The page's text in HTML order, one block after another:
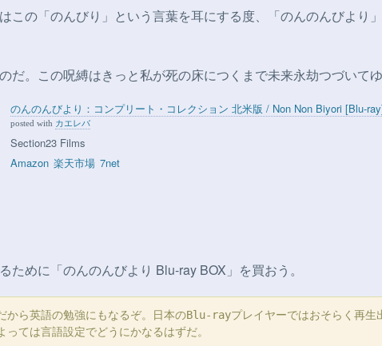
この「のんびり」という言葉を耳にする度、「のんのんびより
だ。この呪縛はきっと私が死の床につくまで未来永劫つづいてゆ
のんのんびより：コンプリート・コレクション 北米版 / Non Non Biyori [Blu-
posted with カエレバ
Section23 Films
Amazon 楽天市場 7net
ために「のんのんびより Blu-ray BOX」を買おう。
から英語の勉強にもなるぞ。日本のBlu-rayプレイヤーではおそらく再生
っては言語設定でどうにかなるはずだ。